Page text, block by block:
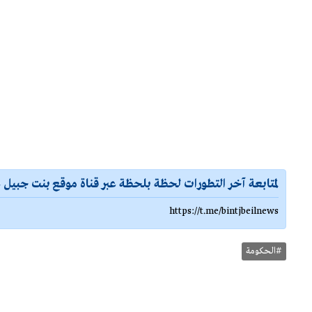
لمتابعة آخر التطورات لحظة بلحظة عبر قناة موقع بنت جبيل
https://t.me/bintjbeilnews
#الحكومة